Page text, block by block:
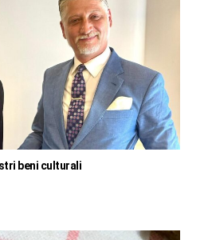
beni culturali